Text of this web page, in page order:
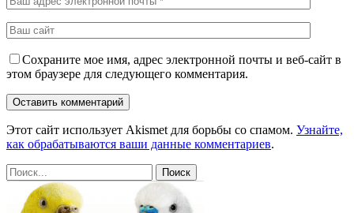
Сохраните мое имя, адрес электронной почты и веб-сайт в
этом браузере для следующего комментария.
Этот сайт использует Akismet для борьбы со спамом. Узнайте,
как обрабатываются ваши данные комментариев.